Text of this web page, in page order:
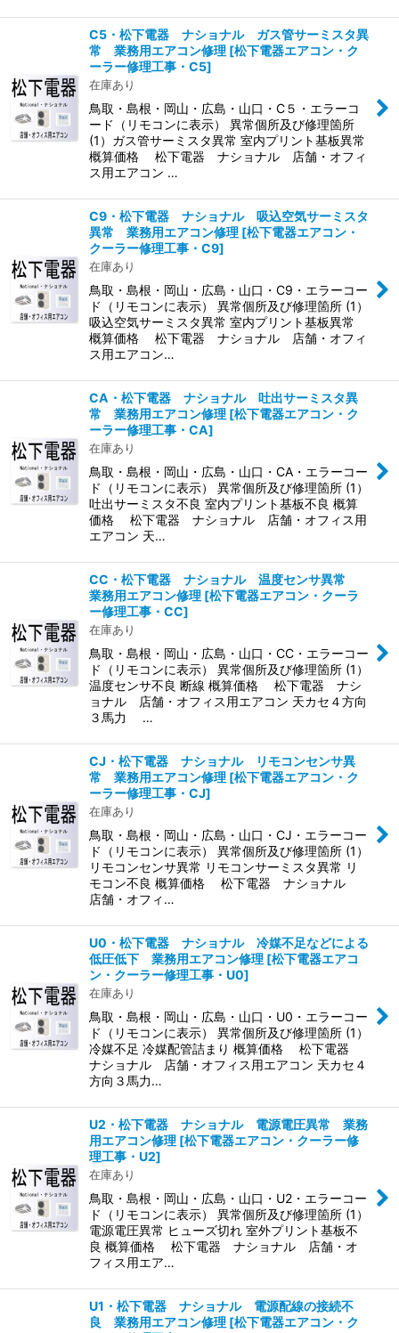
C5・松下電器 ナショナル ガス管サーミスタ異
常 業務用エアコン修理 [松下電器エアコン・ク
ーラー修理工事・C5]
在庫あり
鳥取・島根・岡山・広島・山口・C５・エラーコ
ード（リモコンに表示） 異常個所及び修理箇所
(1）ガス管サーミスタ異常 室内プリント基板異常
概算価格 松下電器 ナショナル 店舗・オフィ
ス用エアコン …
C9・松下電器 ナショナル 吸込空気サーミスタ
異常 業務用エアコン修理 [松下電器エアコン・
クーラー修理工事・C9]
在庫あり
鳥取・島根・岡山・広島・山口・C9・エラーコー
ド（リモコンに表示） 異常個所及び修理箇所 (1）
吸込空気サーミスタ異常 室内プリント基板異常
概算価格 松下電器 ナショナル 店舗・オフィ
ス用エアコン…
CA・松下電器 ナショナル 吐出サーミスタ異
常 業務用エアコン修理 [松下電器エアコン・ク
ーラー修理工事・CA]
在庫あり
鳥取・島根・岡山・広島・山口・CA・エラーコー
ド（リモコンに表示） 異常個所及び修理箇所 (1）
吐出サーミスタ不良 室内プリント基板不良 概算
価格 松下電器 ナショナル 店舗・オフィス用
エアコン 天…
CC・松下電器 ナショナル 温度センサ異常
業務用エアコン修理 [松下電器エアコン・クーラ
ー修理工事・CC]
在庫あり
鳥取・島根・岡山・広島・山口・CC・エラーコー
ド（リモコンに表示） 異常個所及び修理箇所 (1）
温度センサ不良 断線 概算価格 松下電器 ナシ
ョナル 店舗・オフィス用エアコン 天カセ４方向
３馬力 …
CJ・松下電器 ナショナル リモコンセンサ異
常 業務用エアコン修理 [松下電器エアコン・ク
ーラー修理工事・CJ]
在庫あり
鳥取・島根・岡山・広島・山口・CJ・エラーコー
ド（リモコンに表示） 異常個所及び修理箇所 (1）
リモコンセンサ異常 リモコンサーミスタ異常 リ
モコン不良 概算価格 松下電器 ナショナル
店舗・オフィ…
U0・松下電器 ナショナル 冷媒不足などによる
低圧低下 業務用エアコン修理 [松下電器エアコ
ン・クーラー修理工事・U0]
在庫あり
鳥取・島根・岡山・広島・山口・U0・エラーコー
ド（リモコンに表示） 異常個所及び修理箇所 (1）
冷媒不足 冷媒配管詰まり 概算価格 松下電器
ナショナル 店舗・オフィス用エアコン 天カセ４
方向３馬力…
U2・松下電器 ナショナル 電源電圧異常 業務
用エアコン修理 [松下電器エアコン・クーラー修
理工事・U2]
在庫あり
鳥取・島根・岡山・広島・山口・U2・エラーコー
ド（リモコンに表示） 異常個所及び修理箇所 (1）
電源電圧異常 ヒューズ切れ 室外プリント基板不
良 概算価格 松下電器 ナショナル 店舗・オ
フィス用エア…
U1・松下電器 ナショナル 電源配線の接続不
良 業務用エアコン修理 [松下電器エアコン・ク